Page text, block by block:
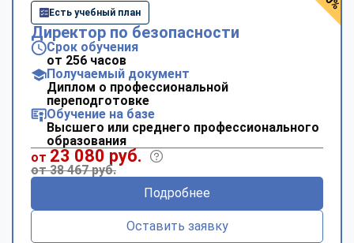
Есть учебный план
Директор по безопасности
Срок обучения
от 256 часов
Получаемый документ
Диплом о профессиональной
переподготовке
Обучение на базе
Высшего или среднего профессионального
образования
от 23 080 руб.
от 38 467 руб.
Подробнее
Оставить заявку